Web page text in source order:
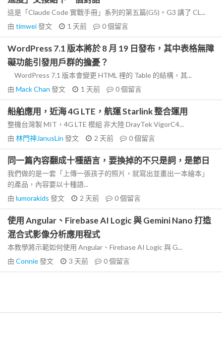
這是「Claude Code 實戰手冊」系列的第五篇(G5)。G3 講了 CL...
由 timwei發文 1 天前 0個留言
WordPress 7.1 版本將於 8 月 19 日發布，其中表格無障
礙功能引發用戶群的擔憂？
WordPress 7.1 版本會變更 HTML 裡的 Table 的結構，其...
由 Mack Chan 發文 1 天前 0個留言
船舶應用，近海 4G LTE，航運 Starlink 整合運用
整機台灣製 MIT，4G LTE 模組 非大陸 DrayTek VigorC4...
由 林門神JanusLin 發文 2 天前 0個留言
同一篇內容翻成十種語言，要換掉的不只是詞，是節日
我們做的是一套「上傳一張孩子的照片，就寫出並畫出一本繪本」
的產品，內容要以十種語...
由 lumorakids 發文 2 天前 0個留言
使用 Angular、Firebase AI Logic 與 Gemini Nano 打造
混合式影像分析應用程式
本教學將示範如何使用 Angular、Firebase AI Logic 與 G...
由 Connie發文 3 天前 0個留言